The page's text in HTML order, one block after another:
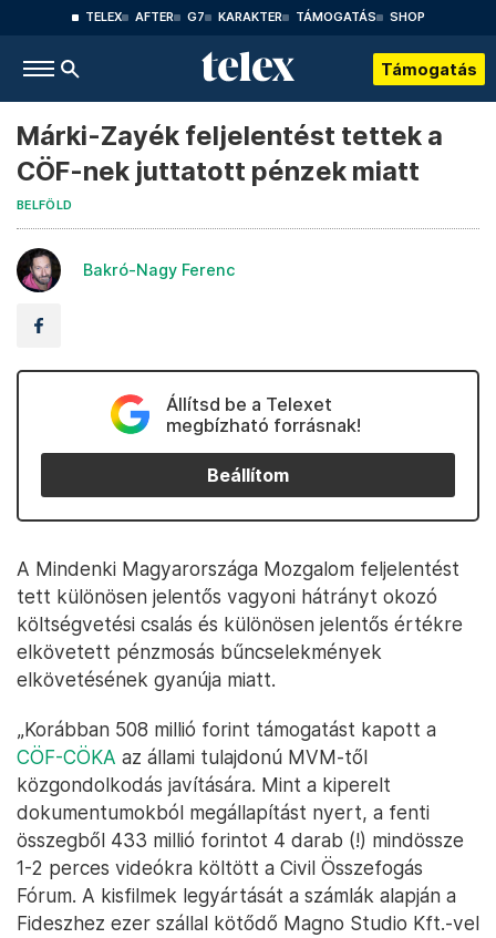
TELEX AFTER G7 KARAKTER TÁMOGATÁS SHOP
Támogatás
Márki-Zayék feljelentést tettek a
CÖF-nek juttatott pénzek miatt
BELFÖLD
Bakró-Nagy Ferenc
Állítsd be a Telexet
megbízható forrásnak!
Beállítom
A Mindenki Magyarországa Mozgalom feljelentést
tett különösen jelentős vagyoni hátrányt okozó
költségvetési csalás és különösen jelentős értékre
elkövetett pénzmosás bűncselekmények
elkövetésének gyanúja miatt.
„Korábban 508 millió forint támogatást kapott a
CÖF-CÖKA az állami tulajdonú MVM-től
közgondolkodás javítására. Mint a kiperelt
dokumentumokból megállapítást nyert, a fenti
összegből 433 millió forintot 4 darab (!) mindössze
1-2 perces videókra költött a Civil Összefogás
Fórum. A kisfilmek legyártását a számlák alapján a
Fideszhez ezer szállal kötődő Magno Studio Kft.-vel